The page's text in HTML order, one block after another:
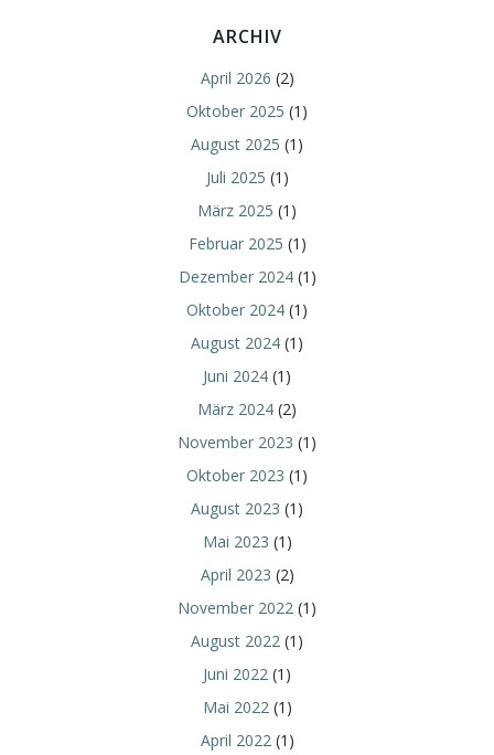
ARCHIV
April 2026 (2)
Oktober 2025 (1)
August 2025 (1)
Juli 2025 (1)
März 2025 (1)
Februar 2025 (1)
Dezember 2024(1)
Oktober 2024 (1)
August 2024 (1)
Juni 2024 (1)
März 2024 (2)
November 2023 (1)
Oktober 2023 (1)
August 2023 (1)
Mai 2023 (1)
April 2023 (2)
November 2022 (1)
August 2022 (1)
Juni 2022 (1)
Mai 2022(1)
April 2022(1)